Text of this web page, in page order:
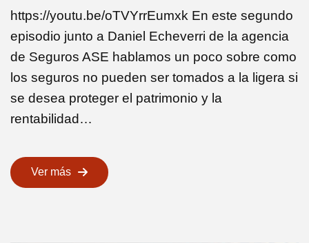
https://youtu.be/oTVYrrEumxk En este segundo
episodio junto a Daniel Echeverri de la agencia
de Seguros ASE hablamos un poco sobre como
los seguros no pueden ser tomados a la ligera si
se desea proteger el patrimonio y la
rentabilidad…
Ver más